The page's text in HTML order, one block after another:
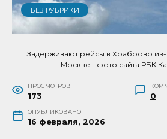
БЕЗ РУБРИКИ
Задерживают рейсы в Храброво
Москве - фото сайта РБК
ПРОСМОТРОВ
173 0
ОПУБЛИКОВАНО
16 февраля, 2026